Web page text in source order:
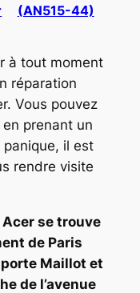
(AN515-44)
à tout moment
réparation
Vous pouvez
prenant un
panique, il est
rendre visite
se trouve
de Paris
Maillot et
de l’avenue